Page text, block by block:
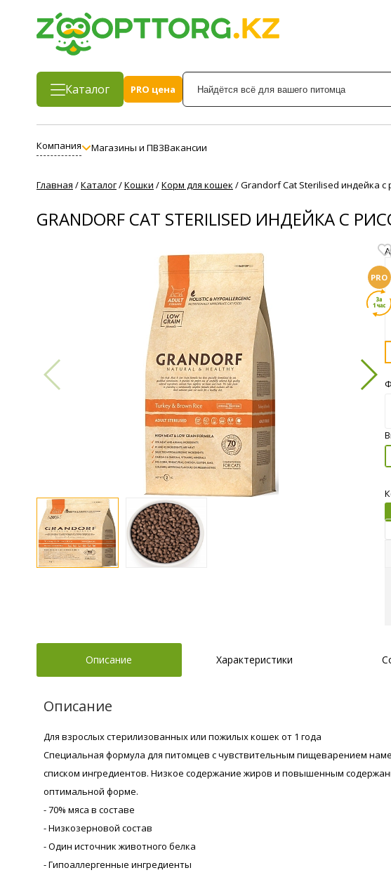
Каталог
PRO цена
Компания Магазины и ПВЗВакансии
Главная /Каталог/Кошки /Корм для кошек /Grandorf Cat Sterilised индейка
GRANDORF CAT STERILISED ИНДЕЙКА
PRO
Описание Характеристики
Описание
Для взрослых стерилизованных или пожилых кошек от 1 года
Специальная формула для питомцев с чувствительным пищеварением
списком ингредиентов. Низкое содержание жиров и повышенным
оптимальной форме.
- 70% мяса в составе
- Низкозерновой состав
- Один источник животного белка
- Гипоаллергенные ингредиенты